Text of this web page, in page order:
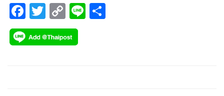
F
ac
e
T
wi
tt
C
o
p
Li